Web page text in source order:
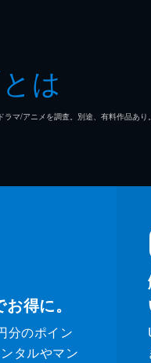
とは
マ/アニメを調査。別途、有料作品あり。
得に。
分のポイン
タルやマン